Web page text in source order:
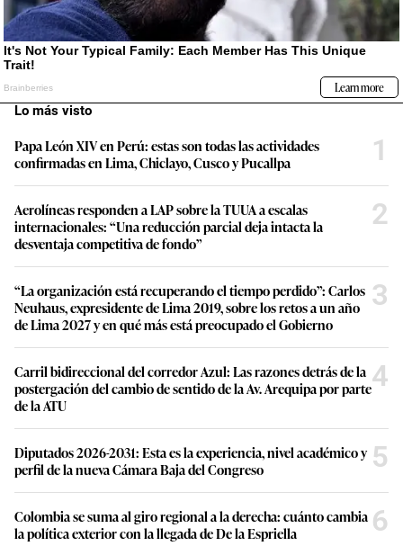
Lo más visto
Papa León XIV en Perú: estas son todas las actividades
confirmadas en Lima, Chiclayo, Cusco y Pucallpa
1
Aerolíneas responden a LAP sobre la TUUA a escalas
internacionales: “Una reducción parcial deja intacta la
desventaja competitiva de fondo”
2
“La organización está recuperando el tiempo perdido”: Carlos
Neuhaus, expresidente de Lima 2019, sobre los retos a un año
de Lima 2027 y en qué más está preocupado el Gobierno
3
Carril bidireccional del corredor Azul: Las razones detrás de la
postergación del cambio de sentido de la Av. Arequipa por parte
de la ATU
4
Diputados 2026-2031: Esta es la experiencia, nivel académico y
perfil de la nueva Cámara Baja del Congreso
5
Colombia se suma al giro regional a la derecha: cuánto cambia
la política exterior con la llegada de De la Espriella
6